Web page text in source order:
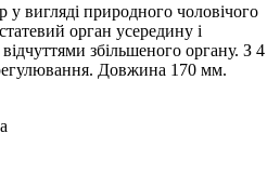
вигляді природного чоловічого
орган усередину і
збільшеного органу. З 4
Довжина 170 мм.